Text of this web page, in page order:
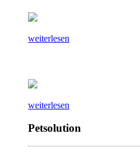
weiterlesen
weiterlesen
Petsolution